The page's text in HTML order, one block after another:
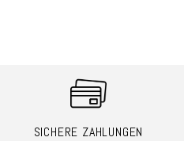
SICHERE ZAHLUNGEN